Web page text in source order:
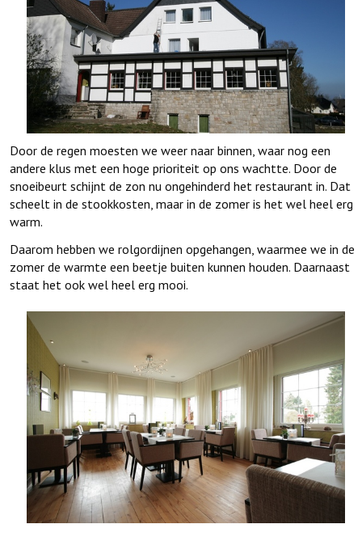
Door de regen moesten we weer naar binnen, waar nog een
andere klus met een hoge prioriteit op ons wachtte. Door de
snoeibeurt schijnt de zon nu ongehinderd het restaurant in. Dat
scheelt in de stookkosten, maar in de zomer is het wel heel erg
warm.
Daarom hebben we rolgordijnen opgehangen, waarmee we in de
zomer de warmte een beetje buiten kunnen houden. Daarnaast
staat het ook wel heel erg mooi.